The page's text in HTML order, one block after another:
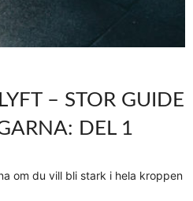
– STOR GUIDE
DEL 1
om du vill bli stark i hela kroppen